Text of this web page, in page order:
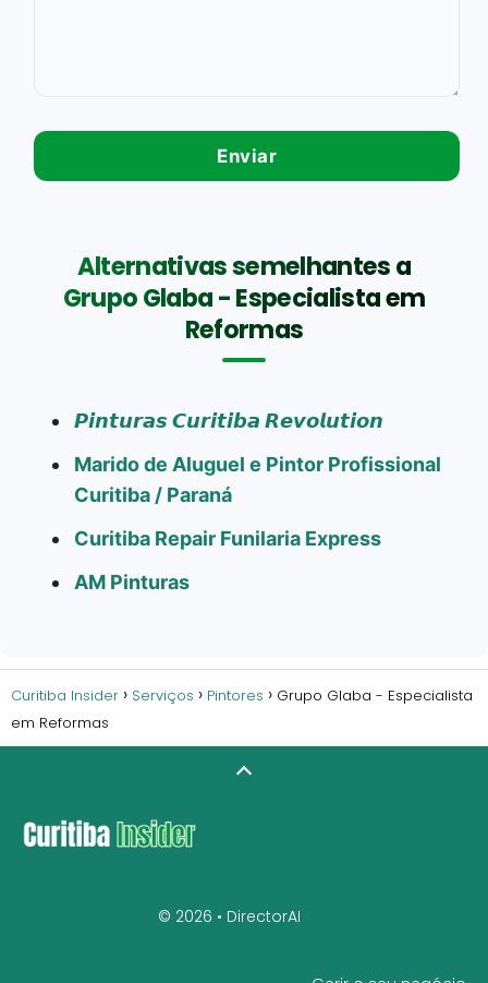
Alternativas semelhantes a
Grupo Glaba - Especialista em
Reformas
𝙋𝙞𝙣𝙩𝙪𝙧𝙖𝙨 𝘾𝙪𝙧𝙞𝙩𝙞𝙗𝙖 𝙍𝙚𝙫𝙤𝙡𝙪𝙩𝙞𝙤𝙣
Marido de Aluguel e Pintor Profissional
Curitiba / Paraná
Curitiba Repair Funilaria Express
AM Pinturas
Curitiba Insider Serviços Pintores
Grupo Glaba - Especialista
em Reformas
© 2026 • DirectorAI